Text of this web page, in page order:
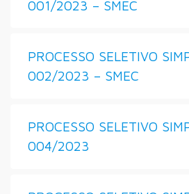
001/2023 – SMEC
PROCESSO SELETIVO
002/2023 – SMEC
PROCESSO SELETIVO
004/2023